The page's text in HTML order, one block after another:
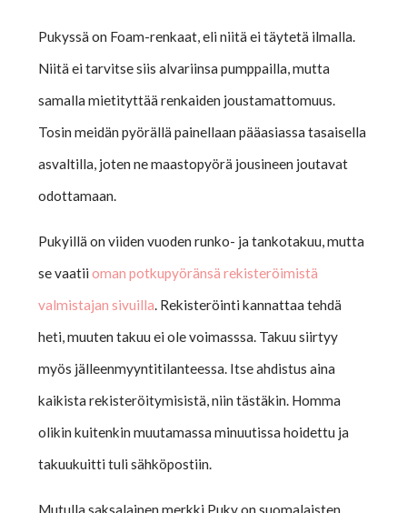
Pukyssä on Foam-renkaat, eli niitä ei täytetä ilmalla.
Niitä ei tarvitse siis alvariinsa pumppailla, mutta
samalla mietityttää renkaiden joustamattomuus.
Tosin meidän pyörällä painellaan pääasiassa tasaisella
asvaltilla, joten ne maastopyörä jousineen joutavat
odottamaan.
Pukyillä on viiden vuoden runko- ja tankotakuu, mutta
se vaatiioman potkupyöränsä rekisteröimistä
valmistajan sivuilla. Rekisteröinti kannattaa tehdä
heti, muuten takuu ei ole voimasssa. Takuu siirtyy
myös jälleenmyyntitilanteessa. Itse ahdistus aina
kaikista rekisteröitymisistä, niin tästäkin. Homma
olikin kuitenkin muutamassa minuutissa hoidettu ja
takuukuitti tuli sähköpostiin.